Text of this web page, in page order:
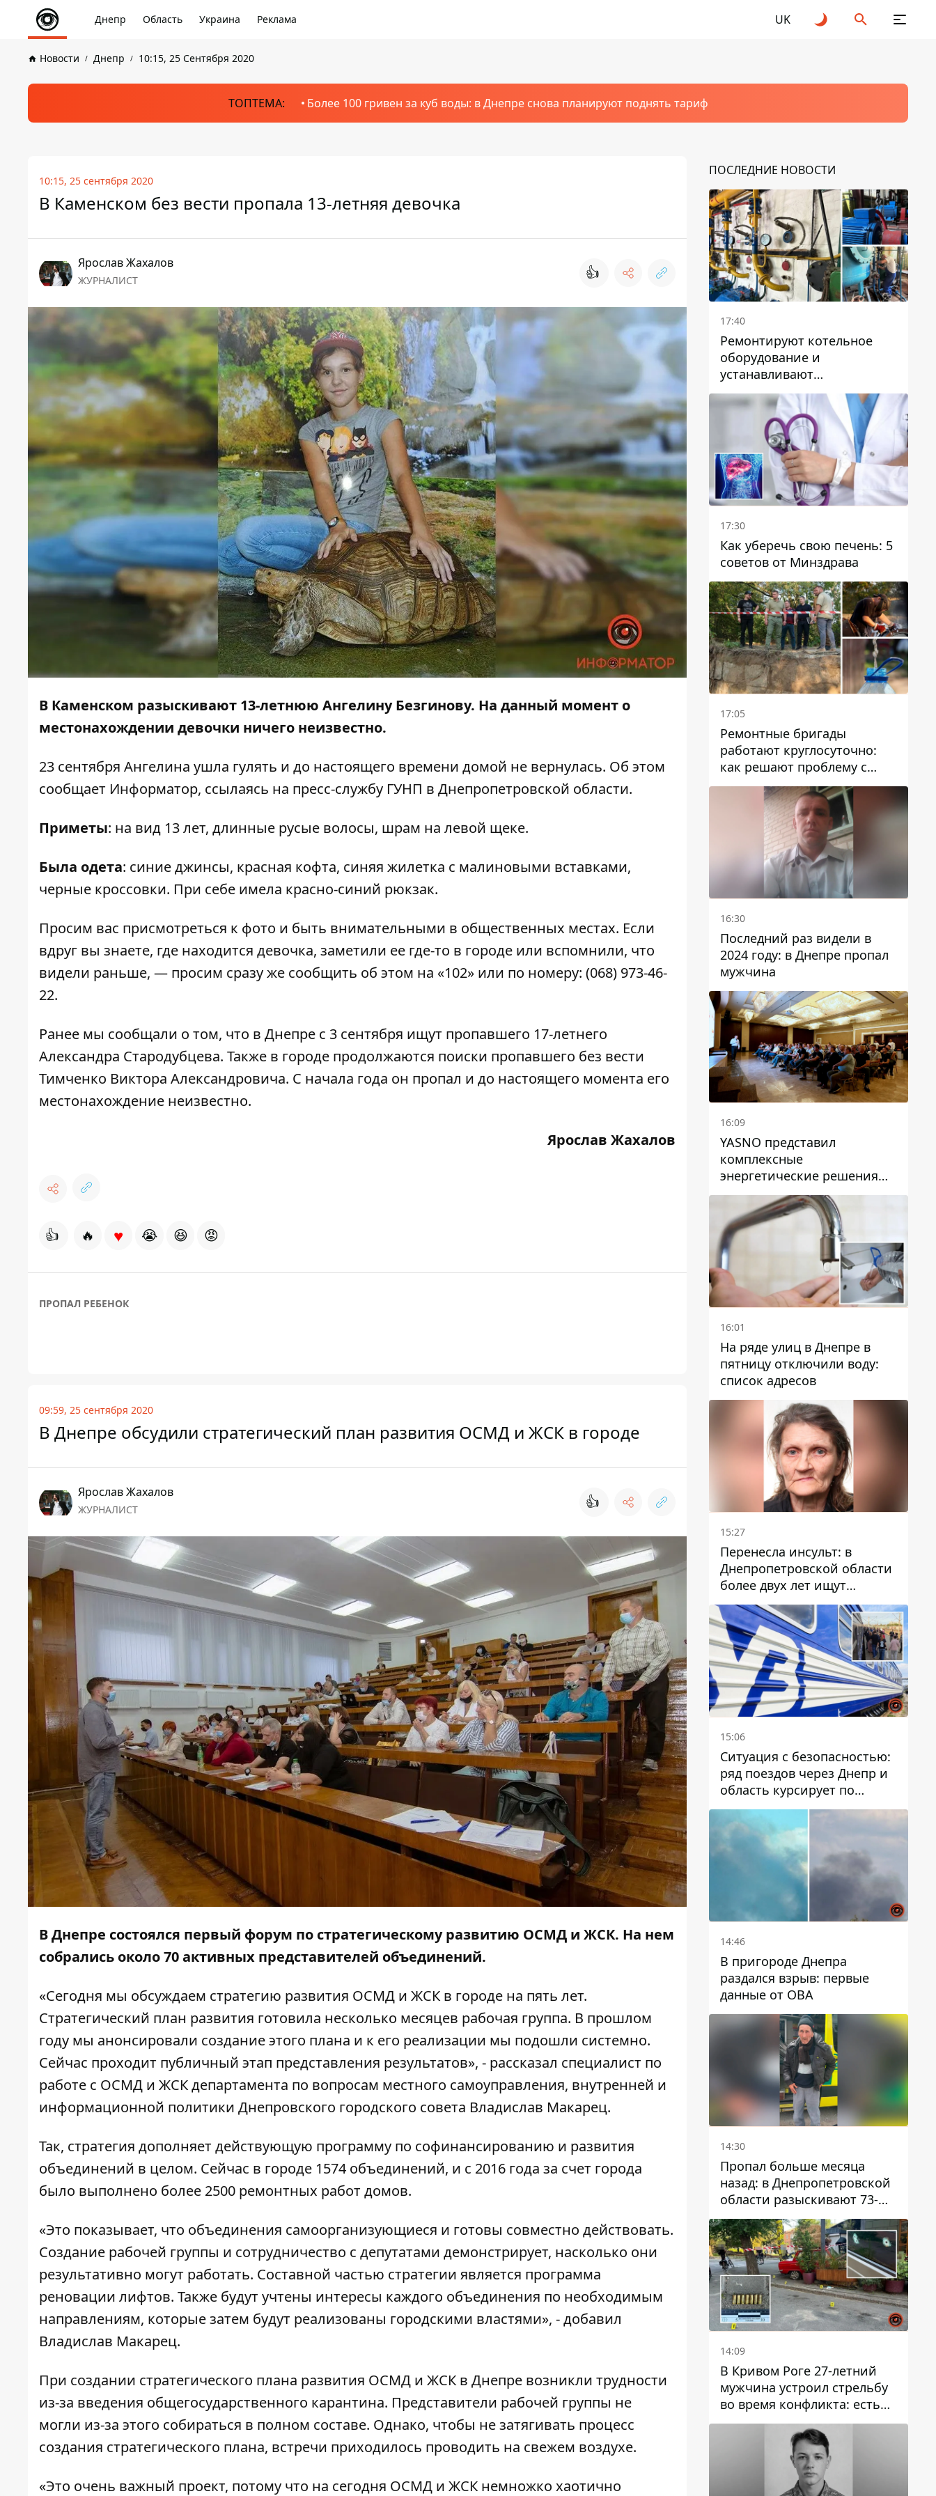
Днепр Область Украина Реклама UK
Новости Днепр 10:15, 25 Сентября 2020
ТОПТЕМА: Более 100 гривен за куб воды: в Днепре снова планируют поднять тариф
10:15, 25 сентября 2020
В Каменском без вести пропала 13-летняя девочка
Ярослав Жахалов
ЖУРНАЛИСТ 👍
В Каменском разыскивают 13-летнюю Ангелину Безгинову. На данный момент о
местонахождении девочки ничего неизвестно.
23 сентября Ангелина ушла гулять и до настоящего времени домой не вернулась. Об этом
сообщает Информатор, ссылаясь на пресс-службу ГУНП в Днепропетровской области.
Приметы: на вид 13 лет, длинные русые волосы, шрам на левой щеке.
Была одета: синие джинсы, красная кофта, синяя жилетка с малиновыми вставками,
черные кроссовки. При себе имела красно-синий рюкзак.
Просим вас присмотреться к фото и быть внимательными в общественных местах. Если
вдруг вы знаете, где находится девочка, заметили ее где-то в городе или вспомнили, что
видели раньше, — просим сразу же сообщить об этом на «102» или по номеру: (068) 973-46-
22.
Ранее мы сообщали о том, что в Днепре с 3 сентября ищут пропавшего 17-летнего
Александра Стародубцева. Также в городе продолжаются поиски пропавшего без вести
Тимченко Виктора Александровича. С начала года он пропал и до настоящего момента его
местонахождение неизвестно.
Ярослав Жахалов
👍 🔥 ♥ 😭 😆 😡
ПРОПАЛ РЕБЕНОК
09:59, 25 сентября 2020
В Днепре обсудили стратегический план развития ОСМД и ЖСК в городе
Ярослав Жахалов
ЖУРНАЛИСТ 👍
В Днепре состоялся первый форум по стратегическому развитию ОСМД и ЖСК. На нем
собрались около 70 активных представителей объединений.
«Сегодня мы обсуждаем стратегию развития ОСМД и ЖСК в городе на пять лет.
Стратегический план развития готовила несколько месяцев рабочая группа. В прошлом
году мы анонсировали создание этого плана и к его реализации мы подошли системно.
Сейчас проходит публичный этап представления результатов», - рассказал специалист по
работе с ОСМД и ЖСК департамента по вопросам местного самоуправления, внутренней и
информационной политики Днепровского городского совета Владислав Макарец.
Так, стратегия дополняет действующую программу по софинансированию и развития
объединений в целом. Сейчас в городе 1574 объединений, и с 2016 года за счет города
было выполнено более 2500 ремонтных работ домов.
«Это показывает, что объединения самоорганизующиеся и готовы совместно действовать.
Создание рабочей группы и сотрудничество с депутатами демонстрирует, насколько они
результативно могут работать. Составной частью стратегии является программа
реновации лифтов. Также будут учтены интересы каждого объединения по необходимым
направлениям, которые затем будут реализованы городскими властями», - добавил
Владислав Макарец.
При создании стратегического плана развития ОСМД и ЖСК в Днепре возникли трудности
из-за введения общегосударственного карантина. Представители рабочей группы не
могли из-за этого собираться в полном составе. Однако, чтобы не затягивать процесс
создания стратегического плана, встречи приходилось проводить на свежем воздухе.
«Это очень важный проект, потому что на сегодня ОСМД и ЖСК немножко хаотично
ПОСЛЕДНИЕ НОВОСТИ
17:40
Ремонтируют котельное
оборудование и
устанавливают
генераторные установки:
как в Днепре готовятся к
отопительному сезону
17:30
Как уберечь свою печень: 5
советов от Минздрава
17:05
Ремонтные бригады
работают круглосуточно:
как решают проблему с
водой в Марганецкой
громаде
16:30
Последний раз видели в
2024 году: в Днепре пропал
мужчина
16:09
YASNO представил
комплексные
энергетические решения
для бизнеса в Днепре
16:01
На ряде улиц в Днепре в
пятницу отключили воду:
список адресов
15:27
Перенесла инсульт: в
Днепропетровской области
более двух лет ищут
пропавшую женщину
15:06
Ситуация с безопасностью:
ряд поездов через Днепр и
область курсирует по
измененному маршруту, а
часть пути заменили
автобусами и электричками
14:46
В пригороде Днепра
раздался взрыв: первые
данные от ОВА
14:30
Пропал больше месяца
назад: в Днепропетровской
области разыскивают 73-
летнего мужчину
14:09
В Кривом Роге 27-летний
мужчина устроил стрельбу
во время конфликта: есть
раненый